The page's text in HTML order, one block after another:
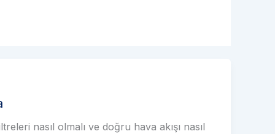
nasıl olmalı ve doğru hava akışı nasıl